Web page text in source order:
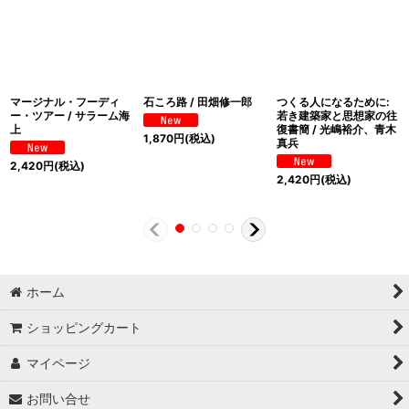
マージナル・フーディ
ー・ツアー / サラーム海
上
2,420円(税込)
石ころ路 / 田畑修一郎
1,870円(税込)
つくる人になるために:
若き建築家と思想家の往
復書簡 / 光嶋裕介、青木
真兵
2,420円(税込)
ホーム
ショッピングカート
マイページ
お問い合せ